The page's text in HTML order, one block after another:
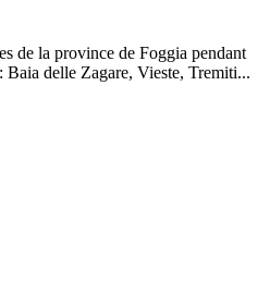
de la province de Foggia pendant
Baia delle Zagare, Vieste, Tremiti...